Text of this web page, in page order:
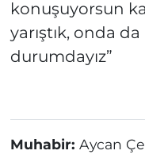
konuşuyorsun
yarıştık, onda
durumdayız”
Muhabir: Aycan